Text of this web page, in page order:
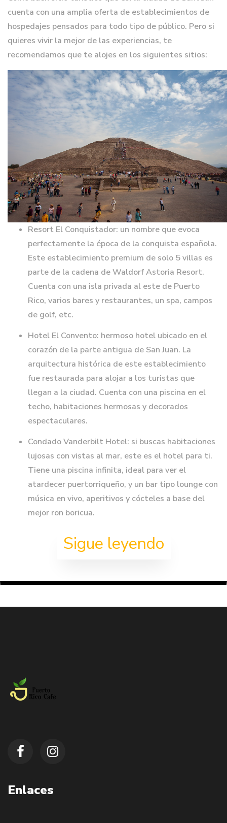
cuenta con una amplia oferta de establecimientos de
hospedajes pensados para todo tipo de público. Pero si
quieres vivir la mejor de las experiencias, te
recomendamos que te alojes en los siguientes sitios:
Resort El Conquistador: un nombre que evoca
perfectamente la época de la conquista española.
Este establecimiento premium de solo 5 villas es
parte de la cadena de Waldorf Astoria Resort.
Cuenta con una isla privada al este de Puerto
Rico, varios bares y restaurantes, un spa, campos
de golf, etc.
Hotel El Convento: hermoso hotel ubicado en el
corazón de la parte antigua de San Juan. La
arquitectura histórica de este establecimiento
fue restaurada para alojar a los turistas que
llegan a la ciudad. Cuenta con una piscina en el
techo, habitaciones hermosas y decorados
espectaculares.
Condado Vanderbilt Hotel: si buscas habitaciones
lujosas con vistas al mar, este es el hotel para ti.
Tiene una piscina infinita, ideal para ver el
atardecer puertorriqueño, y un bar tipo lounge con
música en vivo, aperitivos y cócteles a base del
mejor ron boricua.
Sigue leyendo
Enlaces